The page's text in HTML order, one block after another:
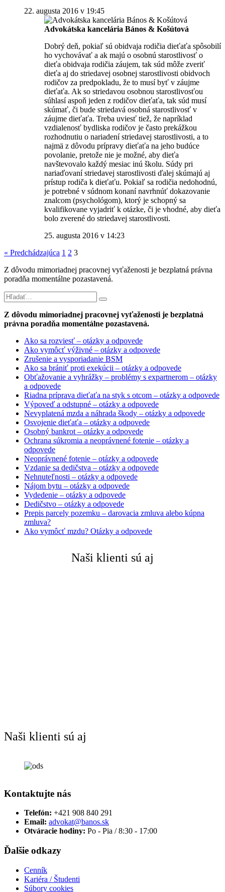
22. augusta 2016 v 19:45
Advokátska kancelária Bános & Košútová
Dobrý deň, pokiaľ sú obidvaja rodičia dieťaťa spôsobilí
ho vychovávať a ak majú o osobnú starostlivosť o
dieťa obidvaja rodičia záujem, tak súd môže zveriť
dieťa aj do striedavej osobnej starostlivosti obidvoch
rodičov za predpokladu, že to musí byť v záujme
dieťaťa. Ak so striedavou osobnou starostlivosťou
súhlasí aspoň jeden z rodičov dieťaťa, tak súd musí
skúmať, či bude striedavá osobná starostlivosť v
záujme dieťaťa. Treba uviesť tiež, že napríklad
vzdialenosť bydliska rodičov je často prekážkou
rozhodnutiu o nariadení striedavej starostlivosti, a to
najmä z dôvodu prípravy dieťaťa na jeho budúce
povolanie, pretože nie je možné, aby dieťa
navštevovalo každý mesiac inú školu. Súdy pri
nariaďovaní striedavej starostlivosti ďalej skúmajú aj
prístup rodiča k dieťaťu. Pokiaľ sa rodičia nedohodnú,
je potrebné v súdnom konaní navrhnúť dokazovanie
znalcom (psychológom), ktorý je schopný sa
kvalifikovane vyjadriť k otázke, či je vhodné, aby dieťa
bolo zverené do striedavej starostlivosti.
25. augusta 2016 v 14:23
« Predchádzajúca 1 2 3
Z dôvodu mimoriadnej pracovnej vyťaženosti je bezplatná právna
poradňa momentálne pozastavená.
Z dôvodu mimoriadnej pracovnej vyťaženosti je bezplatná
právna poradňa momentálne pozastavená.
Ako sa rozviesť – otázky a odpovede
Ako vymôcť výživné – otázky a odpovede
Zrušenie a vysporiadanie BSM
Ako sa brániť proti exekúcii – otázky a odpovede
Obťažovanie a vyhrážky – problémy s expartnerom – otázky
a odpovede
Riadna príprava dieťaťa na styk s otcom – otázky a odpovede
Výpoveď a odstupné – otázky a odpovede
Nevyplatená mzda a náhrada škody – otázky a odpovede
Osvojenie dieťaťa – otázky a odpovede
Osobný bankrot – otázky a odpovede
Ochrana súkromia a neoprávnené fotenie – otázky a
odpovede
Neoprávnené fotenie – otázky a odpovede
Vzdanie sa dedičstva – otázky a odpovede
Nehnuteľnosti – otázky a odpovede
Nájom bytu – otázky a odpovede
Vydedenie – otázky a odpovede
Dedičstvo – otázky a odpovede
Prepis parcely pozemku – darovacia zmluva alebo kúpna
zmluva?
Ako vymôcť mzdu? Otázky a odpovede
Naši klienti sú aj
Naši klienti sú aj
Kontaktujte nás
Telefón: +421 908 840 291
Email: advokat@banos.sk
Otváracie hodiny: Po - Pia / 8:30 - 17:00
Ďalšie odkazy
Cenník
Kariéra / Študenti
Súbory cookies